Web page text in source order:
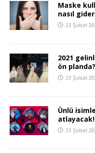
Maske
nasıl
23 Şubat
2021
ön planda?
23 Şubat
Ünlü
atlayacak!
23 Şubat